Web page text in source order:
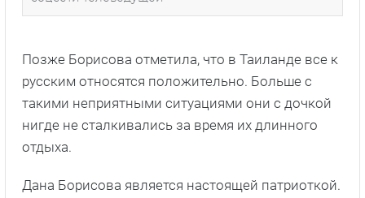
Позже Борисова отметила, что в Таиланде все к
русским относятся положительно. Больше с
такими неприятными ситуациями они с дочкой
нигде не сталкивались за время их длинного
отдыха.
Дана Борисова является настоящей патриоткой.